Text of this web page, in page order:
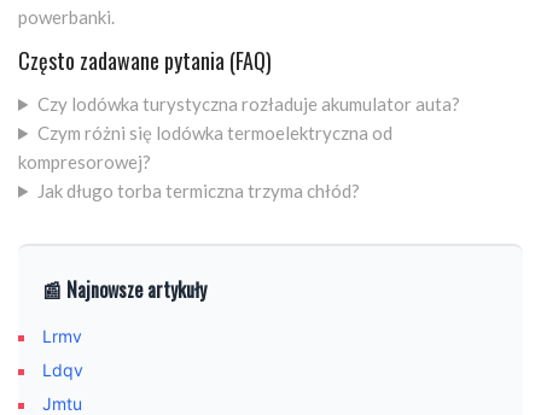
powerbanki.
Często zadawane pytania (FAQ)
Czy lodówka turystyczna rozładuje akumulator auta?
Czym różni się lodówka termoelektryczna od
kompresorowej?
Jak długo torba termiczna trzyma chłód?
📰 Najnowsze artykuły
Lrmv
Ldqv
Jmtu